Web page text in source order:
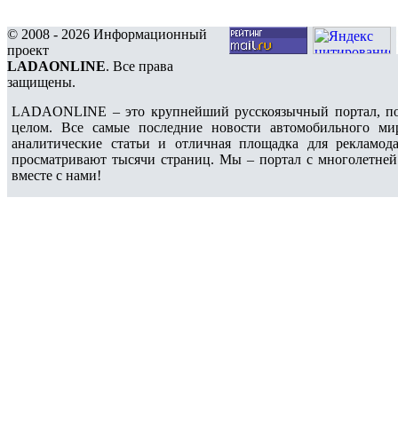
© 2008 - 2026 Информационный
проект
LADAONLINE. Все права
защищены.
LADAONLINE – это крупнейший русскоязычный портал,
целом. Все самые последние новости автомобильного
аналитические статьи и отличная площадка для
просматривают тысячи страниц. Мы – портал с
вместе с нами!